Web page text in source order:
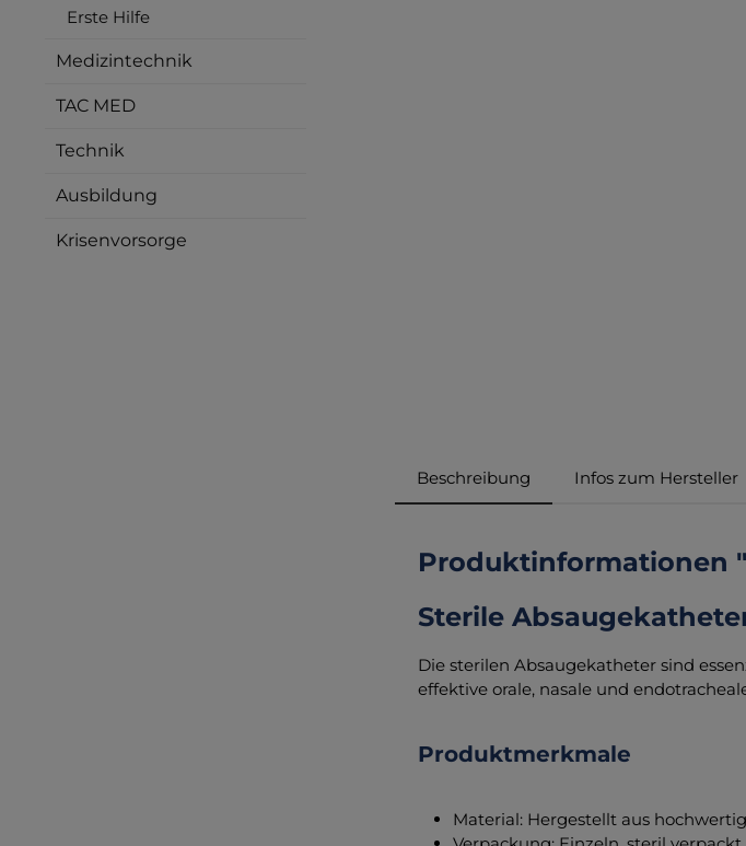
Erste Hilfe
Medizintechnik
TAC MED
Technik
Ausbildung
Krisenvorsorge
Beschreibung Infos zum Hersteller
Produktinformationen
Sterile
Die sterilen Absaugekatheter sind
effektive orale, nasale und
Produktmerkmale
Material: Hergestellt aus